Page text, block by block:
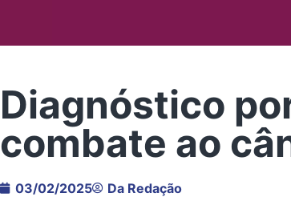
Diagnóstico
combate ao
03/02/2025 Da Redação